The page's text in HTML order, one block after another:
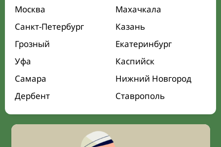
Москва
Махачкала
Санкт-Петербург
Казань
Грозный
Екатеринбург
Уфа
Каспийск
Самара
Нижний Новгород
Дербент
Ставрополь